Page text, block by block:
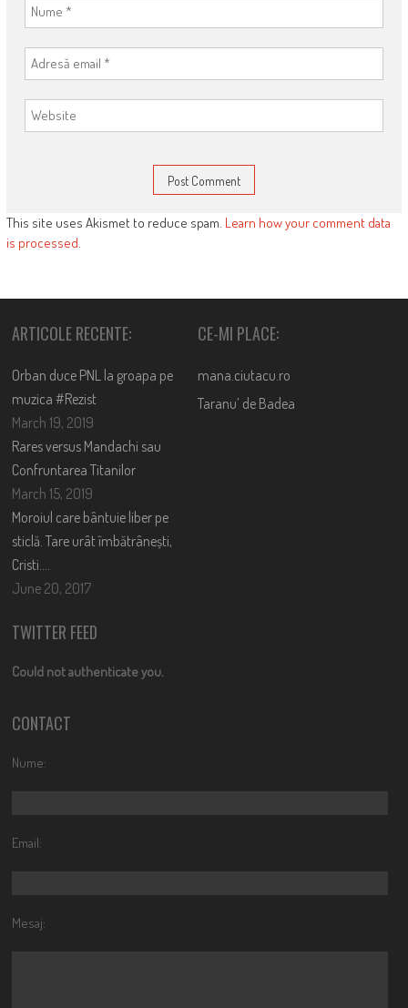
This site uses Akismet to reduce spam. Learn how your comment data
is processed.
ARTICOLE RECENTE:
Orban duce PNL la groapa pe
muzica #Rezist
March 19, 2019
Rares versus Mandachi sau
Confruntarea Titanilor
March 15, 2019
Moroiul care bântuie liber pe
sticlă. Tare urât îmbătrânești,
Cristi….
June 20, 2017
CE-MI PLACE:
mana.ciutacu.ro
Taranu’ de Badea
TWITTER FEED
Could not authenticate you.
CONTACT
Nume:
Email:
Mesaj: